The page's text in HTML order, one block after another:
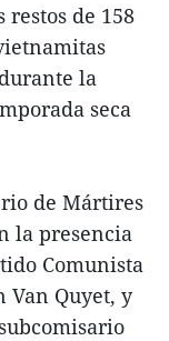
de 158
la
seca
de Mártires
la presencia
Comunista
Van Quyet, y